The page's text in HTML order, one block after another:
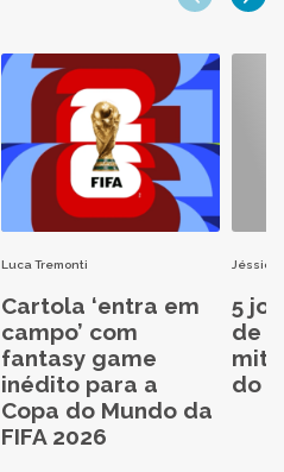
Luca Tremonti
Cartola ‘entra em
campo’ com
fantasy game
inédito para a
Copa do Mundo da
FIFA 2026
Jéssica
5
de
do